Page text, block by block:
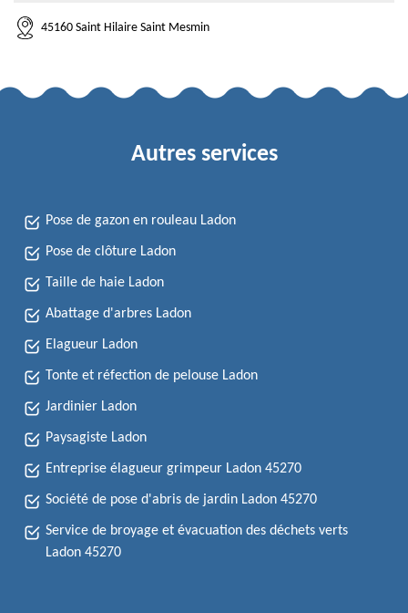
45160 Saint Hilaire Saint Mesmin
Autres services
Pose de gazon en rouleau Ladon
Pose de clôture Ladon
Taille de haie Ladon
Abattage d'arbres Ladon
Elagueur Ladon
Tonte et réfection de pelouse Ladon
Jardinier Ladon
Paysagiste Ladon
Entreprise élagueur grimpeur Ladon 45270
Société de pose d'abris de jardin Ladon 45270
Service de broyage et évacuation des déchets verts
Ladon 45270